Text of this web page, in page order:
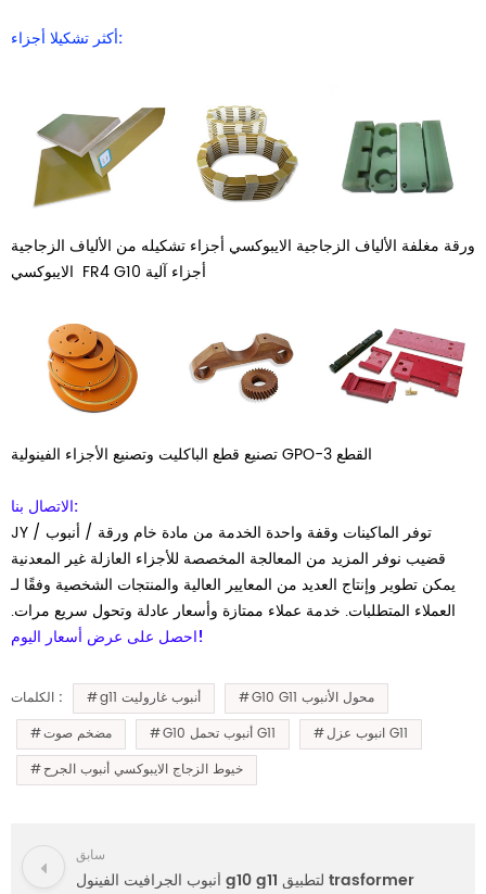
أكثر تشكيلا أجزاء:
ورقة مغلفة الألياف الزجاجية الايبوكسي أجزاء تشكيله من الألياف الزجاجية
الايبوكسي
FR4 G10 أجزاء آلية
تصنيع قطع الباكليت وتصنيع الأجزاء الفينولية GPO-3 القطع
الاتصال بنا:
JY توفر الماكينات وقفة واحدة الخدمة من مادة خام ورقة / أنبوب /
قضيب نوفر المزيد من المعالجة المخصصة للأجزاء العازلة غير المعدنية
يمكن تطوير وإنتاج العديد من المعايير العالية والمنتجات الشخصية وفقًا لـ
العملاء المتطلبات. خدمة عملاء ممتازة وأسعار عادلة وتحول سريع مرات.
احصل على عرض أسعار اليوم!
الكلمات : g11 أنبوب غاروليت
G10 G11 محول الأنبوب
مضخم صوت
G10 أنبوب تحمل G11
انبوب عزل G11
خيوط الزجاج الايبوكسي أنبوب الجرح
سابق
أنبوب الجرافيت الفينول g10 g11 لتطبيق trasformer